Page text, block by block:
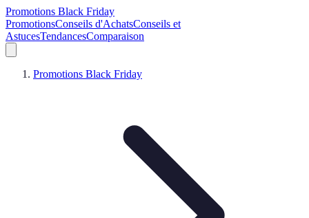
Promotions Black Friday
PromotionsConseils d'AchatsConseils et
AstucesTendancesComparaison
Promotions Black Friday